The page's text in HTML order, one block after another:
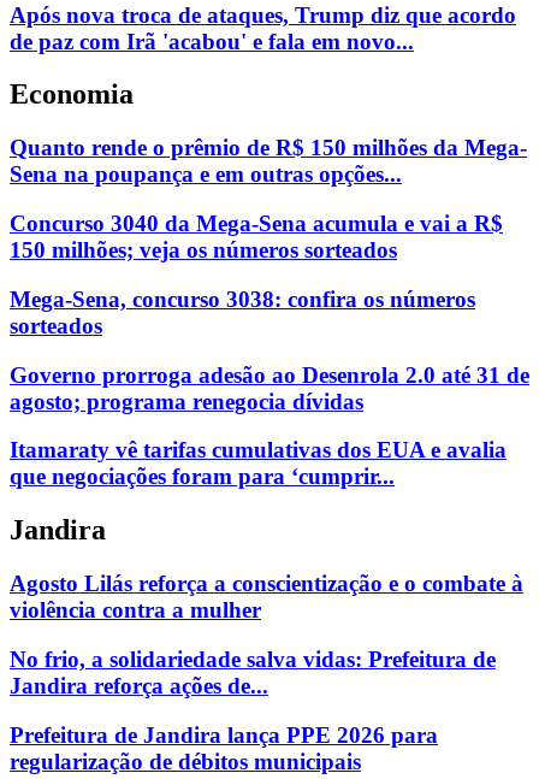
Após nova troca de ataques, Trump diz que acordo
de paz com Irã 'acabou' e fala em novo...
Economia
Quanto rende o prêmio de R$ 150 milhões da Mega-
Sena na poupança e em outras opções...
Concurso 3040 da Mega-Sena acumula e vai a R$
150 milhões; veja os números sorteados
Mega-Sena, concurso 3038: confira os números
sorteados
Governo prorroga adesão ao Desenrola 2.0 até 31 de
agosto; programa renegocia dívidas
Itamaraty vê tarifas cumulativas dos EUA e avalia
que negociações foram para ‘cumprir...
Jandira
Agosto Lilás reforça a conscientização e o combate à
violência contra a mulher
No frio, a solidariedade salva vidas: Prefeitura de
Jandira reforça ações de...
Prefeitura de Jandira lança PPE 2026 para
regularização de débitos municipais